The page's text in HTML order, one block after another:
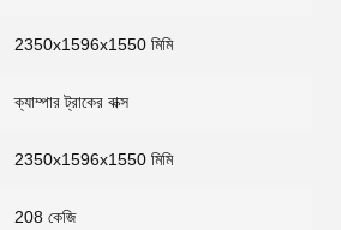
2350x1596x1550 মিমি
ক্যাম্পার ট্রাকের বাক্স
2350x1596x1550 মিমি
208 কেজি